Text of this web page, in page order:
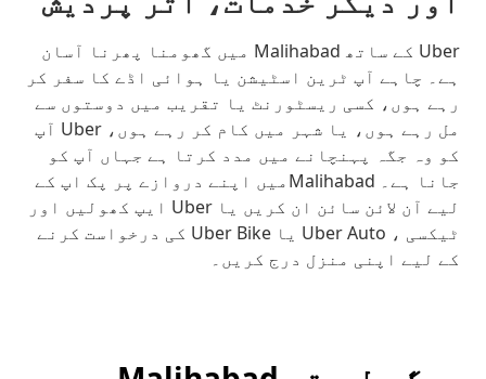
Uber کے ساتھ Malihabad میں گھومنا پھرنا آسان
ہے۔ چاہے آپ ٹرین اسٹیشن یا ہوائی اڈے کا سفر کر
رہے ہوں، کسی ریسٹورنٹ یا تقریب میں دوستوں سے
مل رہے ہوں، یا شہر میں کام کر رہے ہوں، Uber آپ
کو وہ جگہ پہنچانے میں مدد کرتا ہے جہاں آپ کو
جانا ہے۔ Malihabadمیں اپنے دروازے پر پک اپ کے
لیے آن لائن سائن ان کریں یا Uber ایپ کھولیں اور
ٹیکسی ، Uber Auto یا Uber Bike کی درخواست کرنے
کے لیے اپنی منزل درج کریں۔